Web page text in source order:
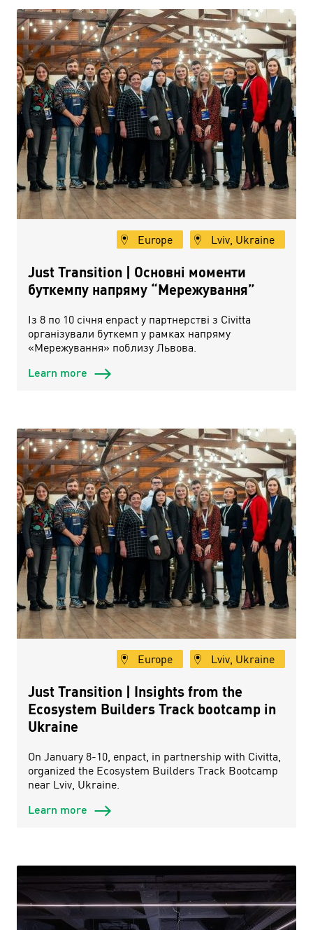
Europe Lviv, Ukraine
Just Transition | Основні моменти
буткемпу напряму “Мережування”
Із 8 по 10 січня enpact у партнерстві з Civitta
організували буткемп у рамках напряму
«Мережування» поблизу Львова.
Learn more
Europe Lviv, Ukraine
Just Transition | Insights from the
Ecosystem Builders Track bootcamp in
Ukraine
On January 8-10, enpact, in partnership with Civitta,
organized the Ecosystem Builders Track Bootcamp
near Lviv, Ukraine.
Learn more